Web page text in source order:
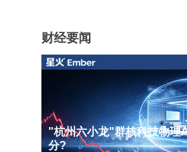
财经要闻
"杭州六小龙"群核科技物理
分?